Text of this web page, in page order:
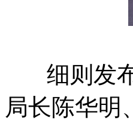
细则发布
局长陈华明